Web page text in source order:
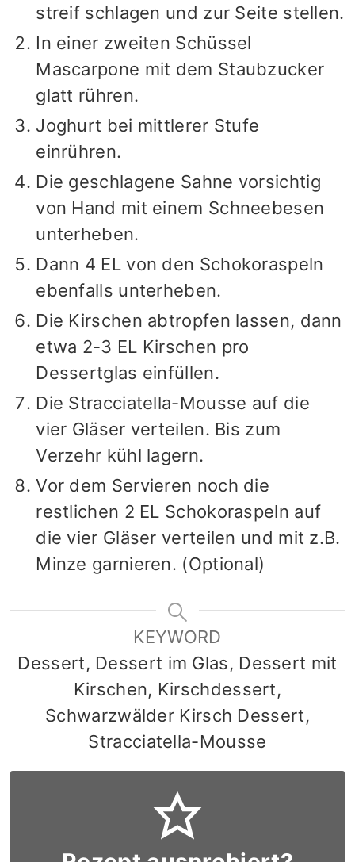
streif schlagen und zur Seite stellen.
In einer zweiten Schüssel
Mascarpone mit dem Staubzucker
glatt rühren.
Joghurt bei mittlerer Stufe
einrühren.
Die geschlagene Sahne vorsichtig
von Hand mit einem Schneebesen
unterheben.
Dann 4 EL von den Schokoraspeln
ebenfalls unterheben.
Die Kirschen abtropfen lassen, dann
etwa 2-3 EL Kirschen pro
Dessertglas einfüllen.
Die Stracciatella-Mousse auf die
vier Gläser verteilen. Bis zum
Verzehr kühl lagern.
Vor dem Servieren noch die
restlichen 2 EL Schokoraspeln auf
die vier Gläser verteilen und mit z.B.
Minze garnieren. (Optional)
KEYWORD
Dessert, Dessert im Glas, Dessert mit
Kirschen, Kirschdessert,
Schwarzwälder Kirsch Dessert,
Stracciatella-Mousse